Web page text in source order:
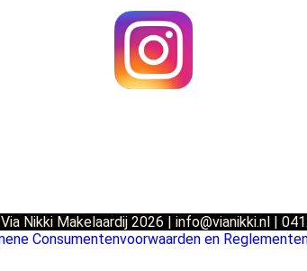
Nikki Makelaardij 2026 |
info@vianikki.nl |
Consumentenvoorwaarden en